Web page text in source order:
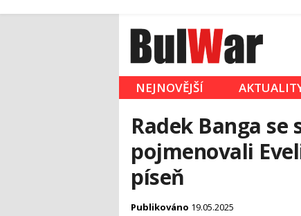
NEJNOVĚJŠÍ
Radek Banga se
pojmenovali
píseň
Publikováno 19.05.2025